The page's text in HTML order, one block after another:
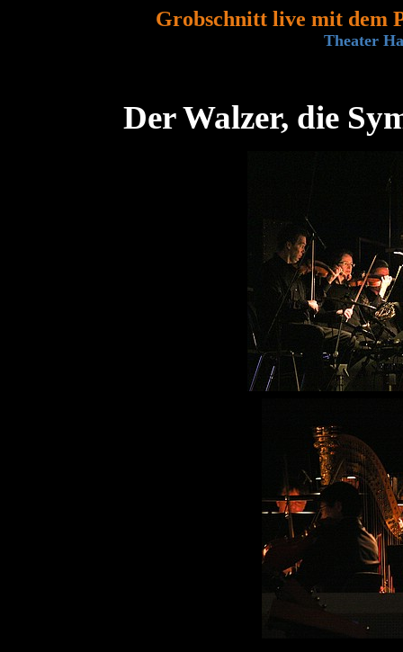
Grobschnitt live mit dem
Theater
Der Walzer, die